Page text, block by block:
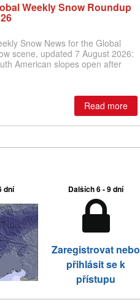
Weekly Snow Roundup
Snow News for the Global
scene, updated 7 August 2026:
American slopes open after
areas open most terrain of
northern hemisphere down to
outdoor areas still open.
Read more
dní Dalších 6 - 9 dní
Zaregistrovat nebo
přihlásit se k
přístupu